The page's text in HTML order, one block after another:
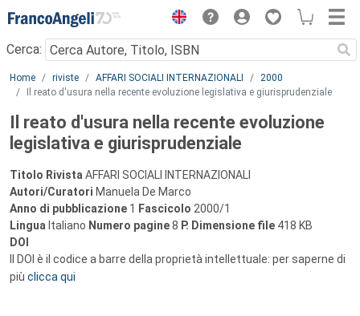
Menu
Cerca:
Main content
Home riviste AFFARI SOCIALI INTERNAZIONALI
2000
Il reato d'usura nella recente evoluzione legislativa e giurisprudenziale
Il reato d'usura nella recente evoluzione
legislativa e giurisprudenziale
Titolo Rivista AFFARI SOCIALI INTERNAZIONALI
Autori/Curatori Manuela De Marco
Anno di pubblicazione 1 Fascicolo 2000/1
Lingua Italiano Numero pagine8 P. Dimensione file 418 KB
DOI
Il DOI è il codice a barre della proprietà intellettuale: per saperne di
più clicca qui